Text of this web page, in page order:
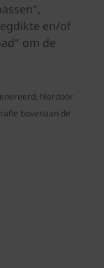
en/of
om de
hierdoor
bovenaan de